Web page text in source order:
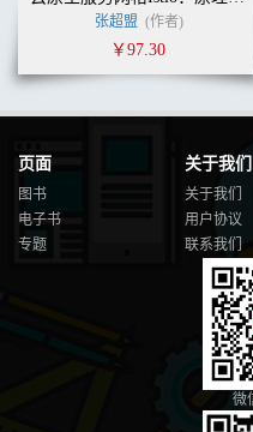
张超盟 (作者)
￥97.30
页面
图书
电子书
专题
关于我们
关于我们
用户协议
联系我们
微